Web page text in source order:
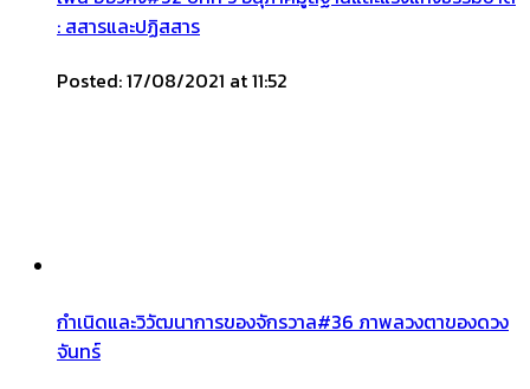
: สสารและปฏิสสาร
Posted: 17/08/2021 at 11:52
กำเนิดและวิวัฒนาการของจักรวาล#36 ภาพลวงตาของดวง
จันทร์